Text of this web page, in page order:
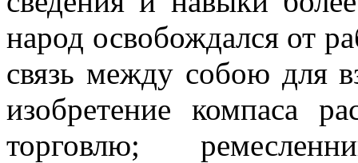
народ освобождался от
связь между собою для
изобретение компаса
торговлю;